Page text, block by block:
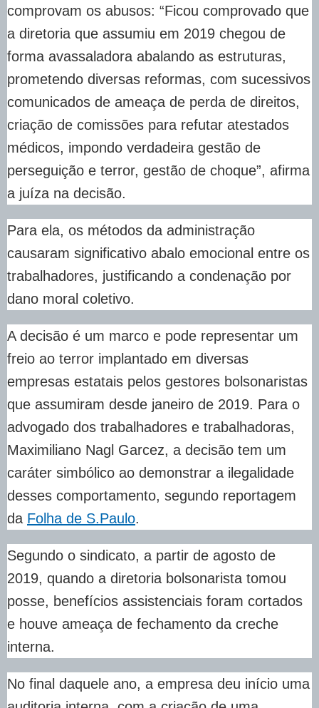
comprovam os abusos: “Ficou comprovado que
a diretoria que assumiu em 2019 chegou de
forma avassaladora abalando as estruturas,
prometendo diversas reformas, com sucessivos
comunicados de ameaça de perda de direitos,
criação de comissões para refutar atestados
médicos, impondo verdadeira gestão de
perseguição e terror, gestão de choque”, afirma
a juíza na decisão.
Para ela, os métodos da administração
causaram significativo abalo emocional entre os
trabalhadores, justificando a condenação por
dano moral coletivo.
A decisão é um marco e pode representar um
freio ao terror implantado em diversas
empresas estatais pelos gestores bolsonaristas
que assumiram desde janeiro de 2019. Para o
advogado dos trabalhadores e trabalhadoras,
Maximiliano Nagl Garcez, a decisão tem um
caráter simbólico ao demonstrar a ilegalidade
desses comportamento, segundo reportagem
da Folha de S.Paulo.
Segundo o sindicato, a partir de agosto de
2019, quando a diretoria bolsonarista tomou
posse, benefícios assistenciais foram cortados
e houve ameaça de fechamento da creche
interna.
No final daquele ano, a empresa deu início uma